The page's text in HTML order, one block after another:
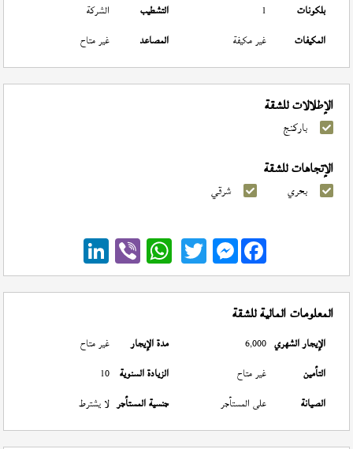
بلكونات
1 التشطيب
الشركة
المكيفات
غير مكيفة المصاعد غير متاح
الإطلالات للشقة
باركنج
الإتجاهات للشقة
بحري شرقي
Messenger
المعلومات المالية للشقة
الإيجار الشهري 6,000 مدة الإيجار
غير متاح
التأمين
غير متاح الزيادة السنوية 10
الصيانة
على المستأجر جنسية المستأجر لا يشترط